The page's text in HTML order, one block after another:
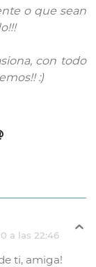
o que sean
con todo
:)
a las 22:46
ti, amiga!